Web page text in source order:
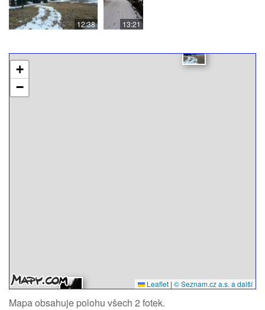
12:38 13:21
+
−
Leaflet | © Seznam.cz a.s. a další
Mapa obsahuje polohu všech 2 fotek.